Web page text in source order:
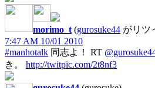
morimo_t (gurosuke44 がリツ
7:47 AM 10/01 2010
#manhotalk 同志よ！ RT
き。 http://twitpic.com/2t8nf3